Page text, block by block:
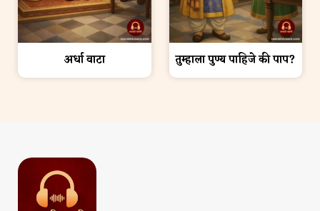
अर्धा वाटा तुम्हाला पुण्य पाहिजे की पाप?